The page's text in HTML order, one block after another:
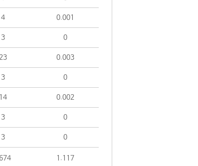
4 0.001
3 0
23 0.003
3 0
14 0.002
3 0
3 0
1.117